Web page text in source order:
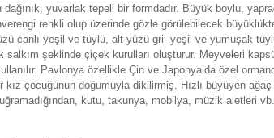
dağınık, yuvarlak tepeli bir formdadır. Büyük boylu,
renkli olup üzerinde gözle görülebilecek
canlı yeşil ve tüylü, alt yüzü gri- yeşil ve yumuşak
şeklinde çiçek kurulları oluşturur. Meyveleri
Pavlonya özellikle Çin ve Japonya’da özel
kız çocuğunun doğumuyla dikilirmiş. Hızlı büyüyen
kutu, takunya, mobilya, müzik aletleri